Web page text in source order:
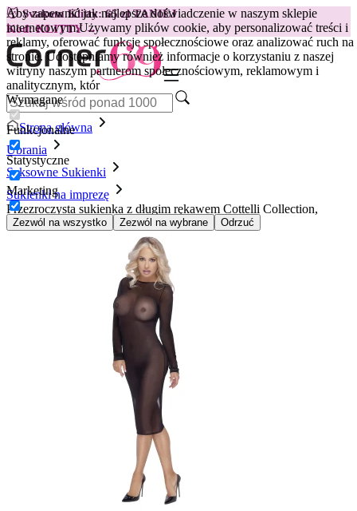
Aby zapewnić jak najlepsze doświadczenie w naszym sklepie
internetowym.Używamy plików cookie, aby personalizować treści i
reklamy, oferować funkcje społecznościowe oraz analizować ruch na
stronie. Udostępniamy również informacje o korzystaniu z naszej
witryny naszym partnerom społecznościowym, reklamowym i
analitycznym, któr
Wymagane
Funkcjonalne
Statystyczne
Marketing
Zezwól na wszystko Zezwól na wybrane Odrzuć
😽Svakom Klitty: 65 zł TANIEJ
Kod: KLITTY →
Strona główna
Ubrania
Seksowne Sukienki
Sukienki na imprezę
Przezroczysta sukienka z długim rękawem Cottelli Collection,
czarna